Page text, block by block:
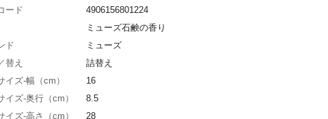
ード
4906156801224
ミューズ石鹸の香り
ド
ミューズ
替え
詰替え
イズ-幅（cm）
16
イズ-奥行（cm）
8.5
イズ-高さ（cm）
28